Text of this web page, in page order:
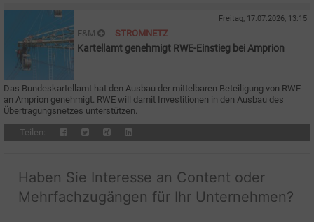
Freitag, 17.07.2026, 13:15
E&M STROMNETZ
Kartellamt genehmigt RWE-Einstieg bei Amprion
Das Bundeskartellamt hat den Ausbau der mittelbaren Beteiligung von RWE
an Amprion genehmigt. RWE will damit Investitionen in den Ausbau des
Übertragungsnetzes unterstützen.
Teilen:
Haben Sie Interesse an Content oder
Mehrfachzugängen für Ihr Unternehmen?